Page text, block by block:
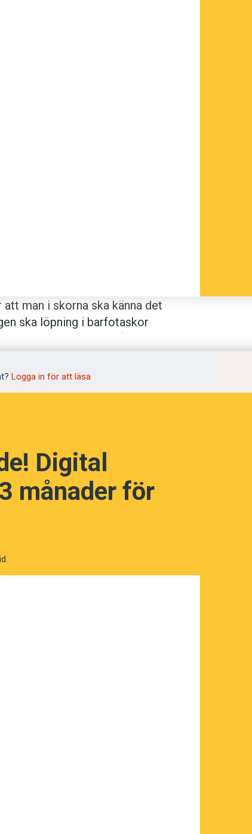
man i skorna ska känna det
ska löpning i bar­fotaskor
tar dig aldrig från 60 till 40
Logga in för att läsa
Digital
månader för